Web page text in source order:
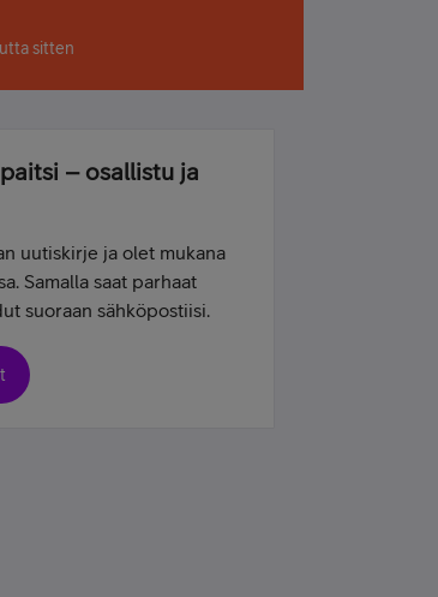
sitten
– osallistu ja
uutiskirje ja olet mukana
Samalla saat parhaat
suoraan sähköpostiisi.